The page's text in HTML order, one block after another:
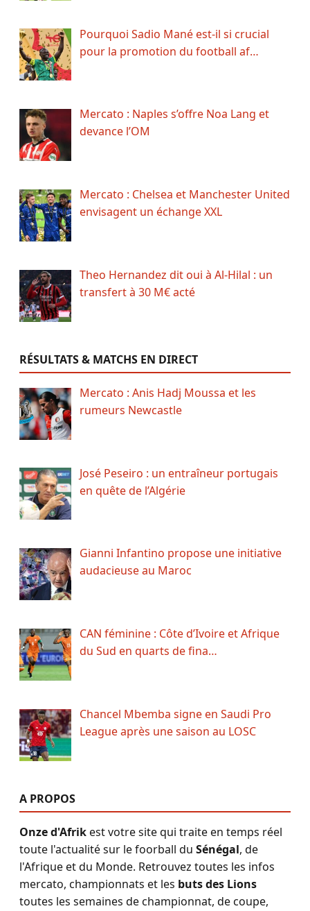
Pourquoi Sadio Mané est-il si crucial
pour la promotion du football af…
Mercato : Naples s’offre Noa Lang et
devance l’OM
Mercato : Chelsea et Manchester United
envisagent un échange XXL
Theo Hernandez dit oui à Al-Hilal : un
transfert à 30 M€ acté
RÉSULTATS & MATCHS EN DIRECT
Mercato : Anis Hadj Moussa et les
rumeurs Newcastle
José Peseiro : un entraîneur portugais
en quête de l’Algérie
Gianni Infantino propose une initiative
audacieuse au Maroc
CAN féminine : Côte d’Ivoire et Afrique
du Sud en quarts de fina…
Chancel Mbemba signe en Saudi Pro
League après une saison au LOSC
A PROPOS
Onze d'Afrikest votre site qui traite en temps réel
toute l'actualité sur le foorball du Sénégal, de
l'Afrique et du Monde. Retrouvez toutes les infos
mercato, championnats et les buts des Lions
toutes les semaines de championnat, de coupe,